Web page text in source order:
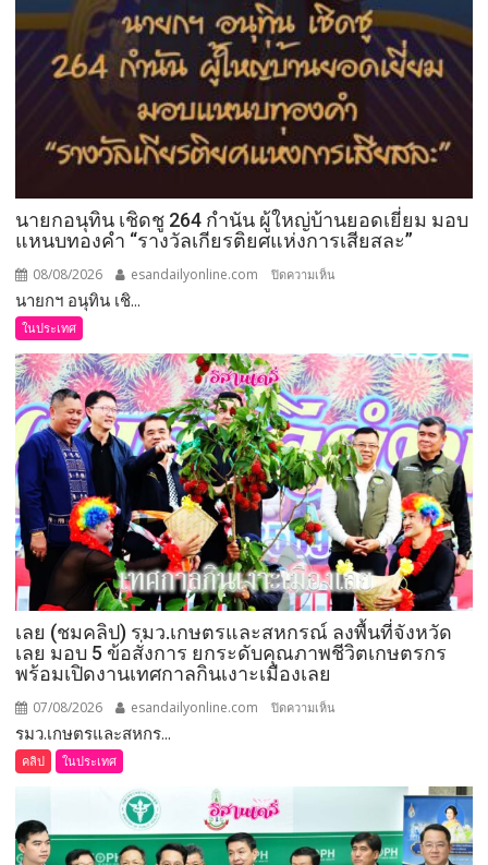
นายกอนุทิน เชิดชู 264 กำนัน ผู้ใหญ่บ้านยอดเยี่ยม มอบ
แหนบทองคำ “รางวัลเกียรติยศแห่งการเสียสละ”
08/08/2026 esandailyonline.com ปิดความเห็น
264
กำนัน
ผู้ใหญ่
บ้าน
ยอด
เยี่ยม
มอบ
แหนบ
ทองคำ
“รางวัล
เกียรติยศ
แห่ง
การ
นายกฯ อนุทิน เชิ...
ในประเทศ
เลย (ชมคลิป) รมว.เกษตรและสหกรณ์ ลงพื้นที่จังหวัด
เลย มอบ 5 ข้อสั่งการ ยกระดับคุณภาพชีวิตเกษตรกร
พร้อมเปิดงานเทศกาลกินเงาะเมืองเลย
07/08/2026 esandailyonline.com ปิดความเห็น
สหกรณ์
รมว.เกษตรและสหกร...
คลิป ในประเทศ